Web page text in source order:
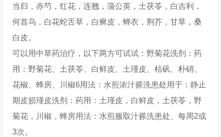
当归，赤芍，红花，连翘，蒲公英，土茯苓，白吉利，
何首乌，白花蛇舌草，白癣皮，蝉衣，荆芥，甘草，桑
白皮。
可以用中草药治疗，以下两方可试试：野菊花洗剂：药
用：野菊花、土茯苓、白鲜皮、土瑾皮、枯矾、朴硝、
花椒、蜂房、川椒6用法：水煎浓汁搽洗患处用于：静止
期皮损瑾皮洗剂：药用：土瑾皮，白鲜皮，土茯苓，野
菊花，川椒，蜂房用法：水煎服取汁搽洗患处、每周2或
3次。